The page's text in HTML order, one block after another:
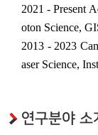
2021 - Present
oton Science,
2013 - 2023
aser Science,
연구분야 소